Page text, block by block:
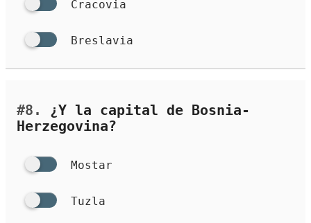
Cracovia
Breslavia
#8.
¿Y la capital de Bosnia-
Herzegovina?
Mostar
Tuzla